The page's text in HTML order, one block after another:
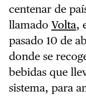
centenar de
llamado Volta,
pasado 10 de
donde se
bebidas que
sistema, para